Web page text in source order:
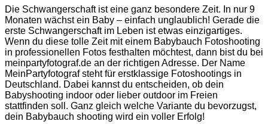
Die Schwangerschaft ist eine ganz besondere Zeit. In nur 9
Monaten wächst ein Baby – einfach unglaublich! Gerade die
erste Schwangerschaft im Leben ist etwas einzigartiges.
Wenn du diese tolle Zeit mit einem Babybauch Fotoshooting
in professionellen Fotos festhalten möchtest, dann bist du bei
meinpartyfotograf.de an der richtigen Adresse. Der Name
MeinPartyfotograf steht für erstklassige Fotoshootings in
Deutschland. Dabei kannst du entscheiden, ob dein
Babyshooting indoor oder lieber outdoor im Freien
stattfinden soll. Ganz gleich welche Variante du bevorzugst,
dein Babybauch shooting wird ein voller Erfolg!